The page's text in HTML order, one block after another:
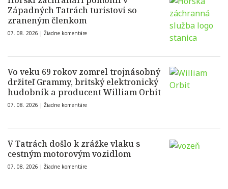
Západných Tatrách turistovi so
zraneným členkom
07. 08. 2026 | Žiadne komentáre
Vo veku 69 rokov zomrel trojnásobný
držiteľ Grammy, britský elektronický
hudobník a producent William Orbit
07. 08. 2026 | Žiadne komentáre
V Tatrách došlo k zrážke vlaku s
cestným motorovým vozidlom
07. 08. 2026 | Žiadne komentáre